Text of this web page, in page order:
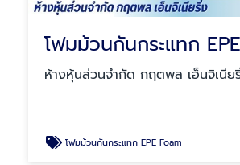
โฟมม้วนกันกระแทก
ห้างหุ้นส่วนจำกัด กฤตพล เอ็นจิเนีย
โฟมม้วนกันกระแทก EPE Foam